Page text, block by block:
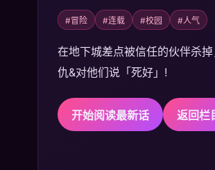
#冒险 #连载 #校园 #人气
在地下城差点被信任的伙伴杀
仇&对他们说「死好」!
开始阅读最新话 返回栏